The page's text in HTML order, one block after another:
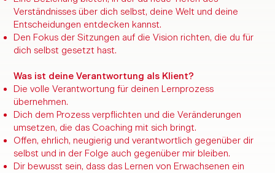
Verständnisses über dich selbst, deine Welt und deine
Entscheidungen entdecken kannst.
Den Fokus der Sitzungen auf die Vision richten, die du für
dich selbst gesetzt hast.
Was ist deine Verantwortung als Klient?
Die volle Verantwortung für deinen Lernprozess
übernehmen.
Dich dem Prozess verpflichten und die Veränderungen
umsetzen, die das Coaching mit sich bringt.
Offen, ehrlich, neugierig und verantwortlich gegenüber dir
selbst und in der Folge auch gegenüber mir bleiben.
Dir bewusst sein, dass das Lernen von Erwachsenen ein